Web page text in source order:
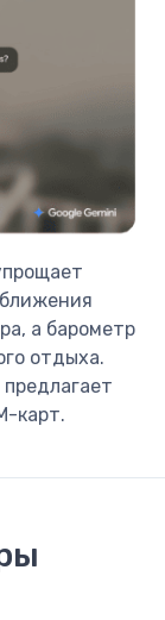
а барометр
отдыха.
карт.